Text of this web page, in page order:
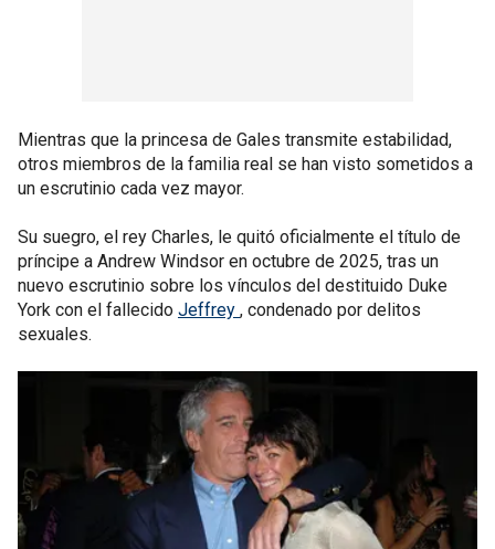
Mientras que la princesa de Gales transmite estabilidad,
otros miembros de la familia real se han visto sometidos a
un escrutinio cada vez mayor.
Su suegro, el rey Charles, le quitó oficialmente el título de
príncipe a Andrew Windsor en octubre de 2025, tras un
nuevo escrutinio sobre los vínculos del destituido Duke
York con el fallecido Jeffrey , condenado por delitos
sexuales.